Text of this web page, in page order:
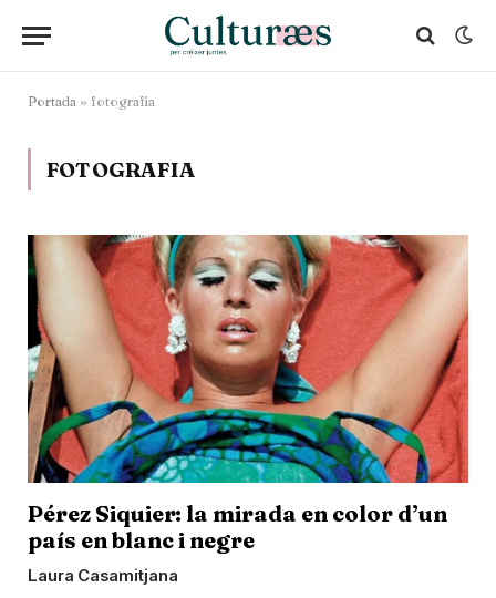
Portada » fotografia
FOTOGRAFIA
Pérez Siquier: la mirada en color d’un
país en blanc i negre
Laura Casamitjana